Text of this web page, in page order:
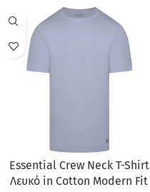
ΠΡΟΣΦΟΡΆ
Essential Crew Neck T-Shirt
Λευκό in Cotton Modern Fit